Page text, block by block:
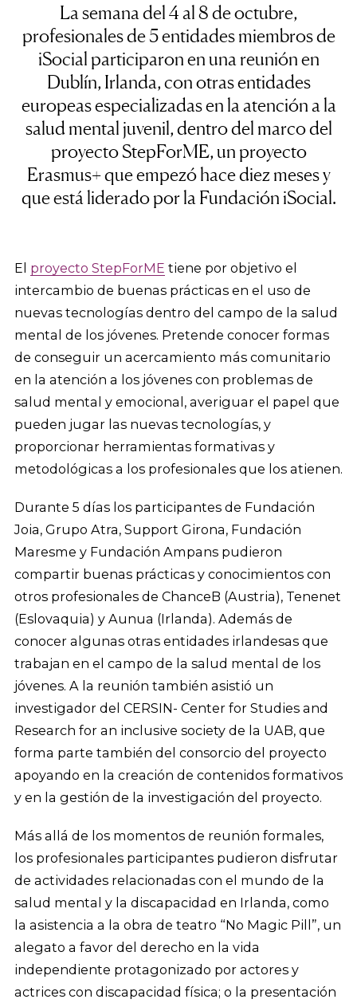
La semana del 4 al 8 de octubre,
profesionales de 5 entidades miembros de
iSocial participaron en una reunión en
Dublín, Irlanda, con otras entidades
europeas especializadas en la atención a la
salud mental juvenil, dentro del marco del
proyecto StepForME, un proyecto
Erasmus+ que empezó hace diez meses y
que está liderado por la Fundación iSocial.
El proyecto StepForME tiene por objetivo el
intercambio de buenas prácticas en el uso de
nuevas tecnologías dentro del campo de la salud
mental de los jóvenes. Pretende conocer formas
de conseguir un acercamiento más comunitario
en la atención a los jóvenes con problemas de
salud mental y emocional, averiguar el papel que
pueden jugar las nuevas tecnologías, y
proporcionar herramientas formativas y
metodológicas a los profesionales que los atienen.
Durante 5 días los participantes de Fundación
Joia, Grupo Atra, Support Girona, Fundación
Maresme y Fundación Ampans pudieron
compartir buenas prácticas y conocimientos con
otros profesionales de ChanceB (Austria), Tenenet
(Eslovaquia) y Aunua (Irlanda). Además de
conocer algunas otras entidades irlandesas que
trabajan en el campo de la salud mental de los
jóvenes. A la reunión también asistió un
investigador del CERSIN- Center for Studies and
Research for an inclusive society de la UAB, que
forma parte también del consorcio del proyecto
apoyando en la creación de contenidos formativos
y en la gestión de la investigación del proyecto.
Más allá de los momentos de reunión formales,
los profesionales participantes pudieron disfrutar
de actividades relacionadas con el mundo de la
salud mental y la discapacidad en Irlanda, como
la asistencia a la obra de teatro “No Magic Pill”, un
alegato a favor del derecho en la vida
independiente protagonizado por actores y
actrices con discapacidad física; o la presentación